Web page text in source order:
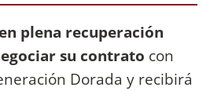
plena recuperación
su contrato con
Dorada y recibirá